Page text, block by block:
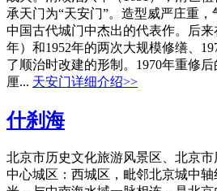
承天门为“天安门”。造型威严庄重
中国古代城门中杰出的代表作。后
年）和1952年的两次大规模修缮、
了顺治时改建的形制。1970年重修
厘... 天安门详细介绍>>
什刹海
北京市历史文化旅游风景区、北京
中心城区：西城区，毗邻北京城中